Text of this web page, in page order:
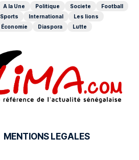
A la Une Politique Societe
Football
Sports International
Les lions
Économie Diaspora Lutte
MENTIONS LEGALES